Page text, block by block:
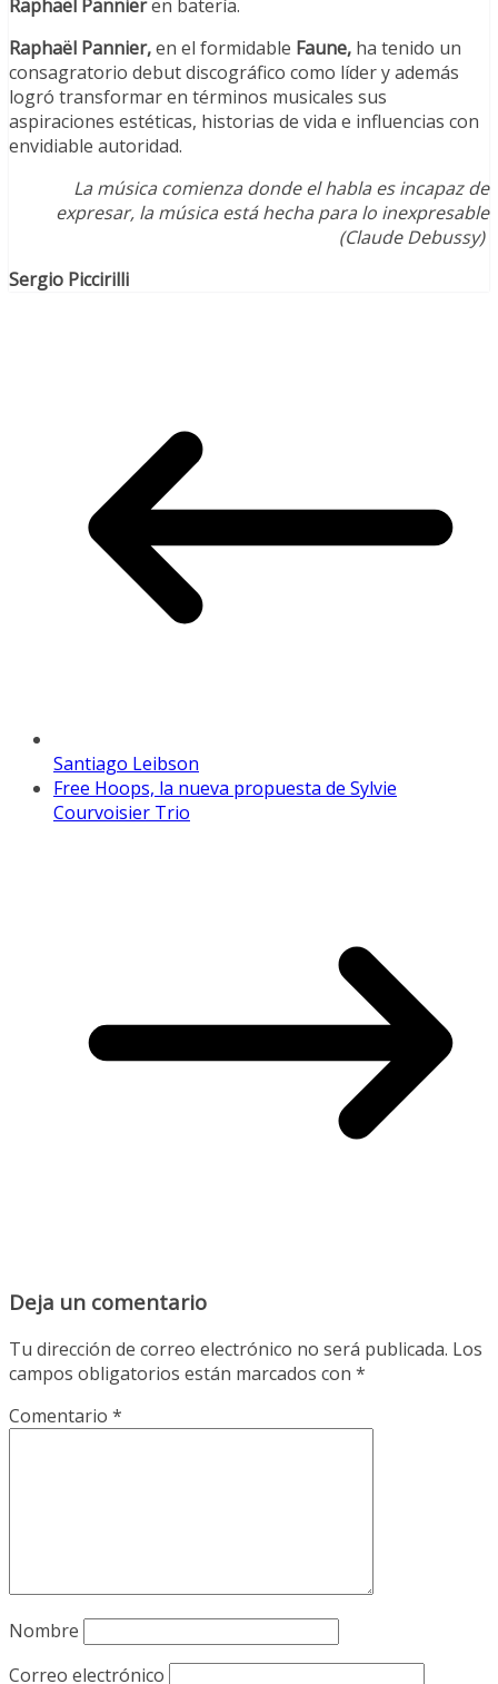
Raphaël Pannieren batería.
Raphaël Pannier,en el formidable Faune, ha tenido un
consagratorio debut discográfico como líder y además
logró transformar en términos musicales sus
aspiraciones estéticas, historias de vida e influencias con
envidiable autoridad.
La música comienza donde el habla es incapaz de
expresar, la música está hecha para lo inexpresable
(Claude Debussy)
Sergio Piccirilli
Santiago Leibson
Free Hoops, la nueva propuesta de Sylvie
Courvoisier Trio
Deja un comentario
Tu dirección de correo electrónico no será publicada. Los
campos obligatorios están marcados con *
Comentario *
Nombre
Correo electrónico